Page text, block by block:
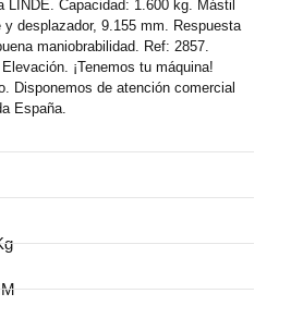
LINDE. Capacidad: 1.600 kg. Mástil
desplazador, 9.155 mm. Respuesta
maniobrabilidad. Ref: 2857.
¡Tenemos tu máquina!
Disponemos de atención comercial
España.